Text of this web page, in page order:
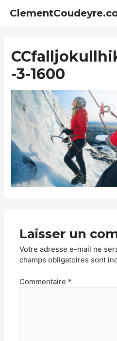
-3-1600
Laisser un
Votre adresse e-mail ne
champs obligatoires sont
Commentaire *